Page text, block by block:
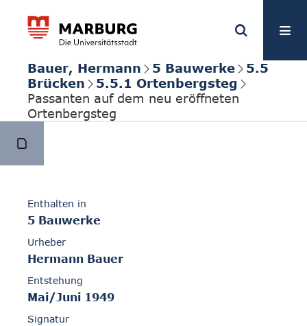
Bauer, Hermann 5 Bauwerke
5.5
Brücken
5.5.1 Ortenbergsteg
Passanten auf dem neu eröffneten
Ortenbergsteg
Enthalten in
5 Bauwerke
Urheber
Hermann Bauer
Entstehung
Mai/Juni 1949
Signatur